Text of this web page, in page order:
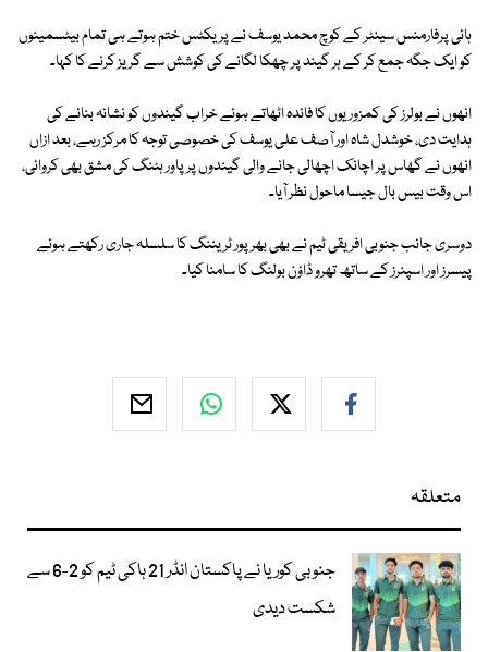
ہائی پرفارمنس سینٹر کے کوچ محمد یوسف نے پریکٹس ختم ہوتے ہی تمام بیٹسمینوں
کو ایک جگہ جمع کر کے ہر گیند پر چھکا لگانے کی کوشش سے گریز کرنے کا کہا۔
انھوں نے بولرز کی کمزوریوں کا فائدہ اٹھاتے ہوئے خراب گیندوں کو نشانہ بنانے کی
ہدایت دی، خوشدل شاہ اور آصف علی یوسف کی خصوصی توجہ کا مرکز رہے، بعد ازاں
انھوں نے گھاس پر اچانک اچھالی جانے والی گیندوں پر پاور ہٹنگ کی مشق بھی کروائی،
اس وقت بیس بال جیسا ماحول نظر آیا۔
دوسری جانب جنوبی افریقی ٹیم نے بھی بھرپور ٹریننگ کا سلسلہ جاری رکھتے ہوئے
پیسرز اور اسپنرز کے ساتھ تھرو ڈاؤن بولنگ کا سامنا کیا۔
متعلقہ
جنوبی کوریا نے پاکستان انڈر 21 ہاکی ٹیم کو 2-6 سے
شکست دیدی